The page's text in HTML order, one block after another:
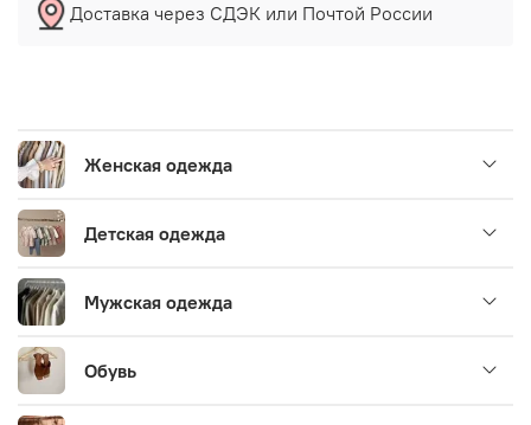
Доставка через СДЭК или Почтой России
Женская одежда
Детская одежда
Мужская одежда
Обувь